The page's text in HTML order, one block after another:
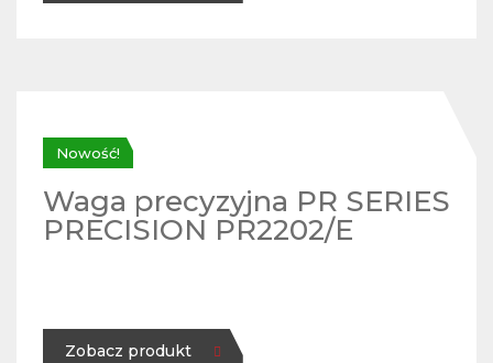
Nowość!
Waga precyzyjna PR SERIES
PRECISION PR2202/E
Zobacz produkt